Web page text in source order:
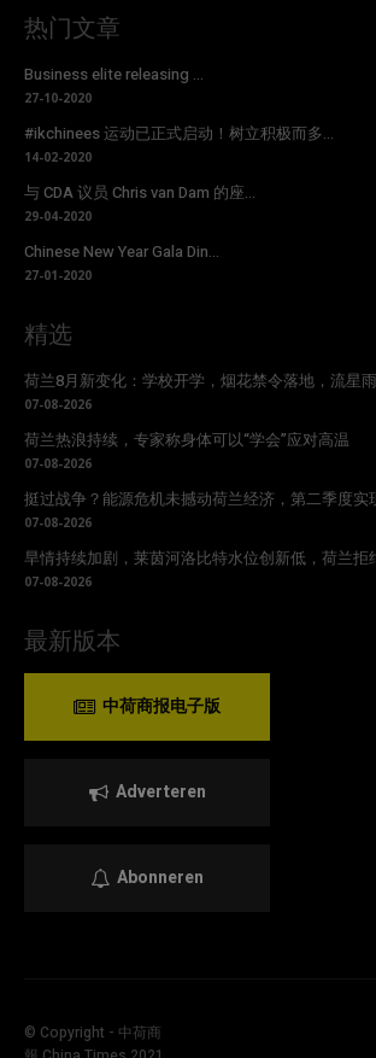
热门文章
Business elite releasing ...
27-10-2020
#ikchinees 运动已正式启动！树立积极而多...
14-02-2020
与 CDA 议员 Chris van Dam 的座...
29-04-2020
Chinese New Year Gala Din...
27-01-2020
精选
荷兰8月新变化：学校开学，烟花禁令落地，流星
07-08-2026
荷兰热浪持续，专家称身体可以“学会”应对高温
07-08-2026
挺过战争？能源危机未撼动荷兰经济，第二季度实
07-08-2026
旱情持续加剧，莱茵河洛比特水位创新低，荷兰拒
07-08-2026
最新版本
中荷商报电子版
Adverteren
Abonneren
© Copyright - 中荷商